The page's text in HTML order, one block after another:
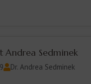
Andrea Sedminek
Dr. Andrea Sedminek